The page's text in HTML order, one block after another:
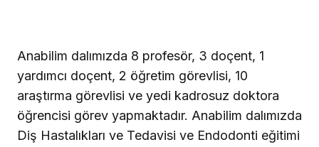
Anabilim dalımızda 8 profesör, 3 doçent, 1
yardımcı doçent, 2 öğretim görevlisi, 10
araştırma görevlisi ve yedi kadrosuz doktora
öğrencisi görev yapmaktadır. Anabilim dalımızda
Diş Hastalıkları ve Tedavisi ve Endodonti eğitimi